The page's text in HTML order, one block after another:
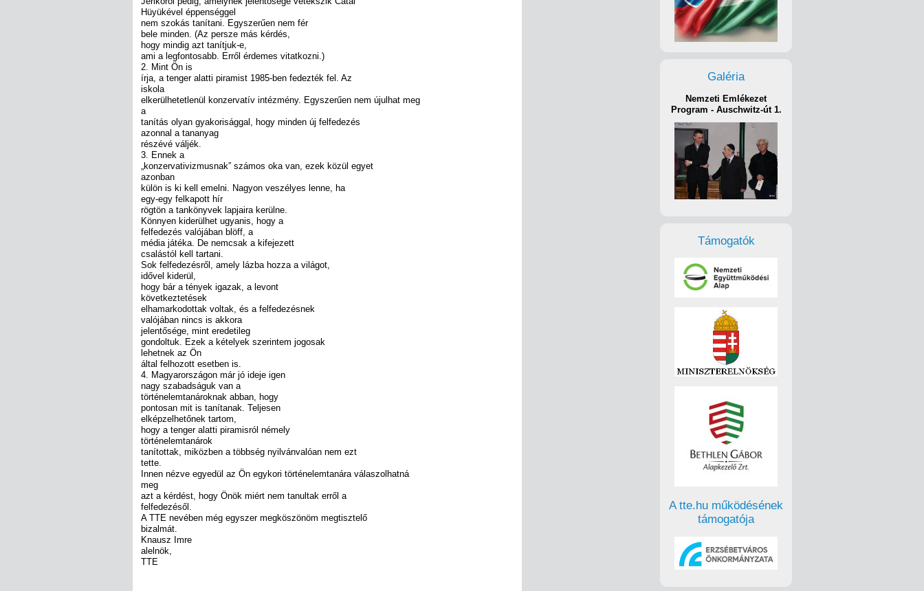
Hüyükével éppenséggel
nem szokás tanítani. Egyszerűen nem fér
bele minden. (Az persze más kérdés,
hogy mindig azt tanítjuk-e,
ami a legfontosabb. Erről érdemes vitatkozni.)
2. Mint Ön is
írja, a tenger alatti piramist 1985-ben fedezték fel. Az
iskola
elkerülhetetlenül konzervatív intézmény. Egyszerűen nem újulhat meg
a
tanítás olyan gyakorisággal, hogy minden új felfedezés
azonnal a tananyag
részévé váljék.
3. Ennek a
„konzervativizmusnak” számos oka van, ezek közül egyet
azonban
külön is ki kell emelni. Nagyon veszélyes lenne, ha
egy-egy felkapott hír
rögtön a tankönyvek lapjaira kerülne.
Könnyen kiderülhet ugyanis, hogy a
felfedezés valójában blöff, a
média játéka. De nemcsak a kifejezett
csalástól kell tartani.
Sok felfedezésről, amely lázba hozza a világot,
idővel kiderül,
hogy bár a tények igazak, a levont
következtetések
elhamarkodottak voltak, és a felfedezésnek
valójában nincs is akkora
jelentősége, mint eredetileg
gondoltuk. Ezek a kételyek szerintem jogosak
lehetnek az Ön
által felhozott esetben is.
4. Magyarországon már jó ideje igen
nagy szabadságuk van a
történelemtanároknak abban, hogy
pontosan mit is tanítanak. Teljesen
elképzelhetőnek tartom,
hogy a tenger alatti piramisról némely
történelemtanárok
tanítottak, miközben a többség nyilvánvalóan nem ezt
tette.
Innen nézve egyedül az Ön egykori történelemtanára válaszolhatná
meg
azt a kérdést, hogy Önök miért nem tanultak erről a
felfedezésől.
A TTE nevében még egyszer megköszönöm megtisztelő
bizalmát.
Knausz Imre
alelnök,
TTE
Galéria
Nemzeti Emlékezet
Program - Auschwitz-út 1.
Támogatók
A tte.hu működésének
támogatója